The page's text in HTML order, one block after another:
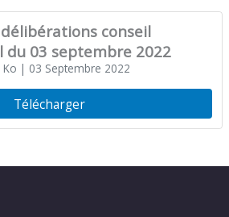
conseil
du 03 septembre 2022
| 03 Septembre 2022
Télécharger